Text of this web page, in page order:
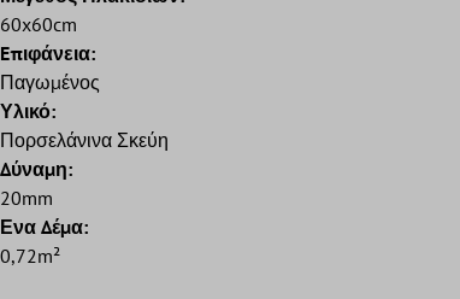
60x60cm
Eπιφάνεια:
Παγωμένος
Υλικό:
Πορσελάνινα Σκεύη
Δύναμη:
20mm
Ενα Δέμα:
0,72m²